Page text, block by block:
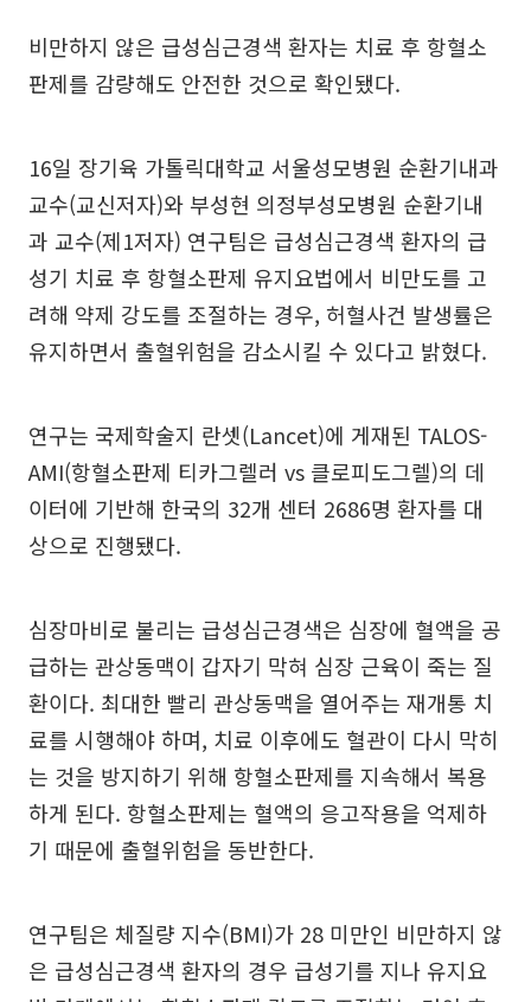
비만하지 않은 급성심근경색 환자는 치료 후 항혈소
판제를 감량해도 안전한 것으로 확인됐다.
16일 장기육 가톨릭대학교 서울성모병원 순환기내과
교수(교신저자)와 부성현 의정부성모병원 순환기내
과 교수(제1저자) 연구팀은 급성심근경색 환자의 급
성기 치료 후 항혈소판제 유지요법에서 비만도를 고
려해 약제 강도를 조절하는 경우, 허혈사건 발생률은
유지하면서 출혈위험을 감소시킬 수 있다고 밝혔다.
연구는 국제학술지 란셋(Lancet)에 게재된 TALOS-
AMI(항혈소판제 티카그렐러 vs 클로피도그렐)의 데
이터에 기반해 한국의 32개 센터 2686명 환자를 대
상으로 진행됐다.
심장마비로 불리는 급성심근경색은 심장에 혈액을 공
급하는 관상동맥이 갑자기 막혀 심장 근육이 죽는 질
환이다. 최대한 빨리 관상동맥을 열어주는 재개통 치
료를 시행해야 하며, 치료 이후에도 혈관이 다시 막히
는 것을 방지하기 위해 항혈소판제를 지속해서 복용
하게 된다. 항혈소판제는 혈액의 응고작용을 억제하
기 때문에 출혈위험을 동반한다.
연구팀은 체질량 지수(BMI)가 28 미만인 비만하지 않
은 급성심근경색 환자의 경우 급성기를 지나 유지요